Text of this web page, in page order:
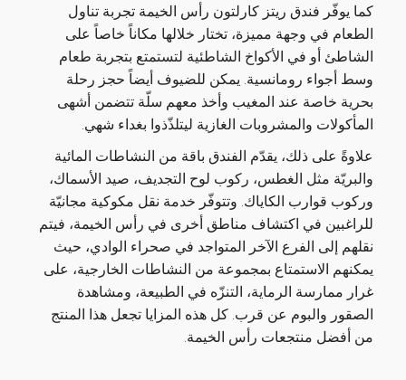
كما يوفّر فندق ريتز كارلتون رأس الخيمة تجربة تناول
الطعام في وجهة مميزة، تختار خلالها مكاناً خاصاً على
الشاطئ أو في الأكواخ الشاطئية لتستمتع بتجربة طعام
وسط أجواء رومانسية. يمكن للضيوف أيضاً حجز رحلة
بحرية خاصة عند المغيب وأخذ معهم سلّة تتضمن أشهى
المأكولات والمشروبات الغازية ليتلذّذوا بغداء شهي.
علاوةً على ذلك، يقدّم الفندق باقة من النشاطات المائية
والبريّة مثل الغطس، ركوب لوح التجديف، صيد الأسماك،
وركوب قوارب الكاياك. وتتوفّر خدمة نقل مكوكية مجانيّة
للراغبين في اكتشاف مناطق أخرى في رأس الخيمة، فيتم
نقلهم إلى الفرع الآخر المتواجد في صحراء الوادي، حيث
يمكنهم الاستمتاع بمجموعة من النشاطات الخارجية، على
غرار ممارسة الرماية، التنزّه في الطبيعة، ومشاهدة
الصقور والبوم عن قرب. كل هذه المزايا تجعل هذا المنتج
من أفضل منتجعات رأس الخيمة.